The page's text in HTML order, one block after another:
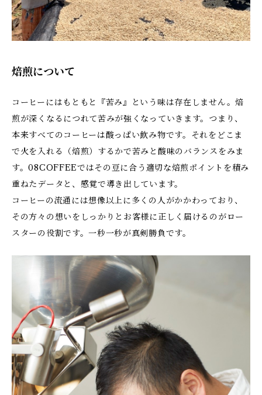
焙煎について
コーヒーにはもともと『苦み』という味は存在しません。焙
煎が深くなるにつれて苦みが強くなっていきます。つまり、
本来すべてのコーヒーは酸っぱい飲み物です。それをどこま
で火を入れる（焙煎）するかで苦みと酸味のバランスをみま
す。08COFFEEではその豆に合う適切な焙煎ポイントを積み
重ねたデータと、感覚で導き出しています。
コーヒーの流通には想像以上に多くの人がかかわっており、
その方々の想いをしっかりとお客様に正しく届けるのがロー
スターの役割です。一秒一秒が真剣勝負です。